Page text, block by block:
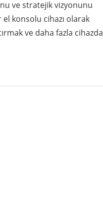
ve stratejik vizyonunu
konsolu cihazı olarak
ve daha fazla cihazda